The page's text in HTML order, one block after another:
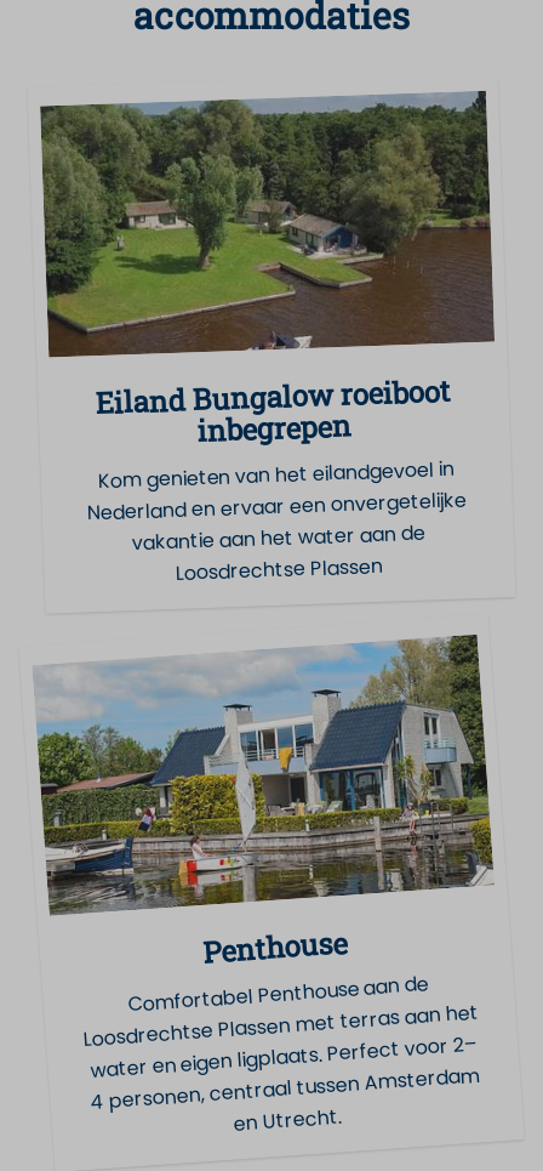
accommodaties
Eiland Bungalow roeiboot
inbegrepen
Kom genieten van het eilandgevoel in
Nederland en ervaar een onvergetelijke
vakantie aan het water aan de
Loosdrechtse Plassen
Penthouse
Comfortabel Penthouse aan de
Loosdrechtse Plassen met terras aan het
water en eigen ligplaats. Perfect voor 2–
4 personen, centraal tussen Amsterdam
en Utrecht.